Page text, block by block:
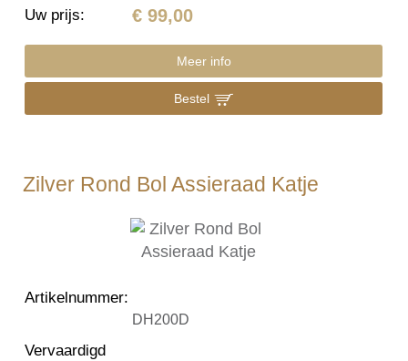
Uw prijs: € 99,00
Meer info
Bestel
Zilver Rond Bol Assieraad Katje
Artikelnummer:
DH200D
Vervaardigd